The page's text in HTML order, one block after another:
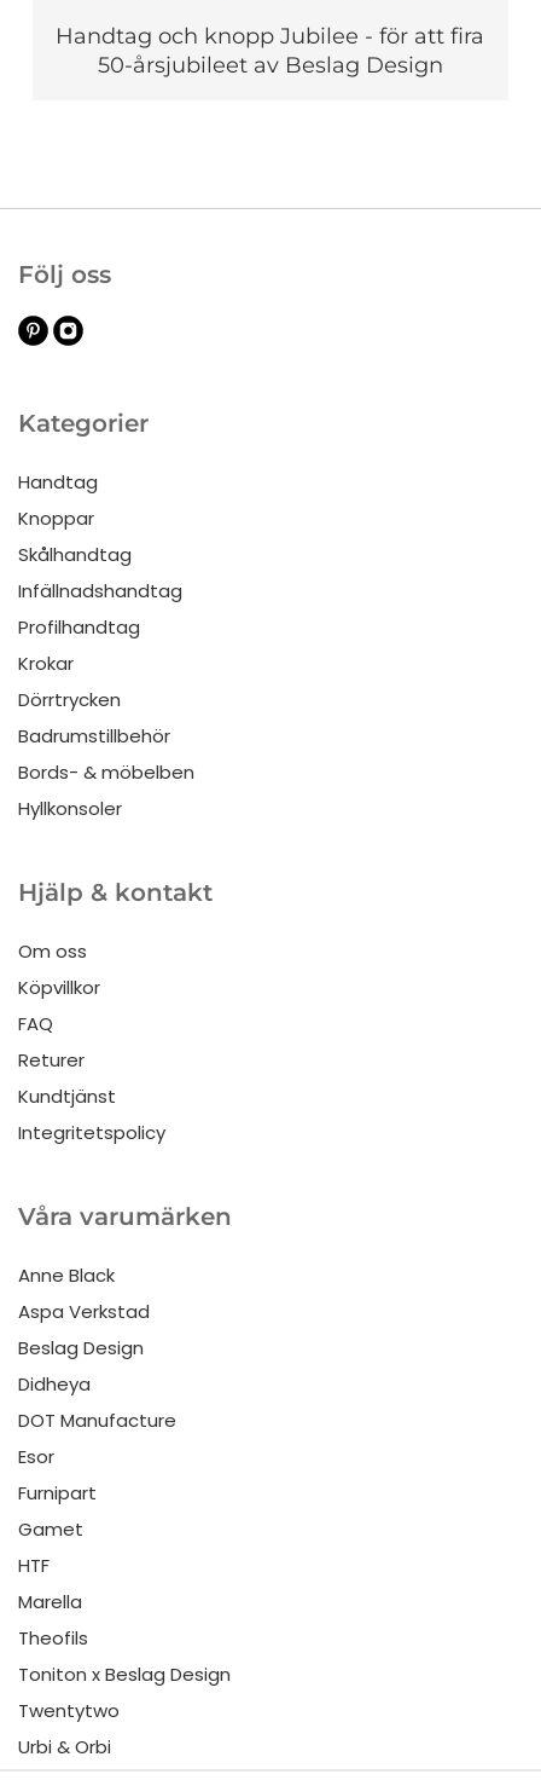
Handtag och knopp Jubilee - för att fira
50-årsjubileet av Beslag Design
Kategorier
Handtag
Knoppar
Skålhandtag
Infällnadshandtag
Profilhandtag
Krokar
Dörrtrycken
Badrumstillbehör
Bords- & möbelben
Hyllkonsoler
Hjälp & kontakt
Om oss
Köpvillkor
FAQ
Returer
Kundtjänst
Integritetspolicy
Våra varumärken
Anne Black
Aspa Verkstad
Beslag Design
Didheya
DOT Manufacture
Esor
Furnipart
Gamet
HTF
Marella
Theofils
Toniton x Beslag Design
Twentytwo
Urbi & Orbi
Följ oss